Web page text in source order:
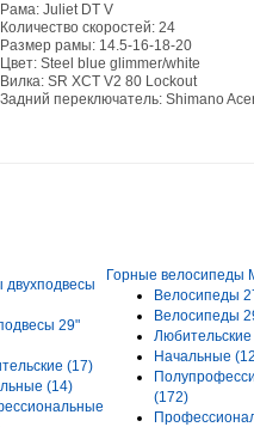
Рама: Juliet DT V
Количество скоростей: 24
Размер рамы: 14.5-16-18-20
Цвет: Steel blue glimmer/white
Вилка: SR XCT V2 80 Lockout
Задний переключатель: Shimano
двухподвесы
29"
(17)
(14)
Горные велосипеды
Велосипеды
Велосипеды
Любительские
Начальные
(172)